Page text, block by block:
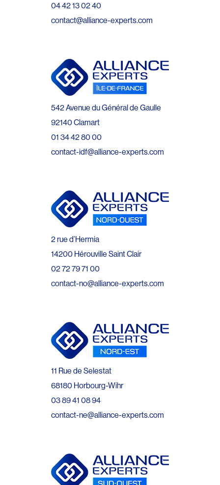
04 42 13 02 40
contact@alliance-experts.com
542 Avenue du Général de Gaulle
92140 Clamart
01 34 42 80 00
contact-idf@alliance-experts.com
2 rue d’Hermia
14200 Hérouville Saint Clair
02 72 79 71 00
contact-no@alliance-experts.com
11 Rue de Selestat
68180 Horbourg-Wihr
03 89 41 08 94
contact-ne@alliance-experts.com